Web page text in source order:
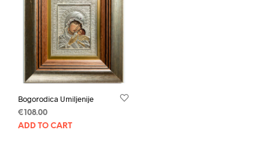
Bogorodica Umiljenije
€108.00
ADD TO CART